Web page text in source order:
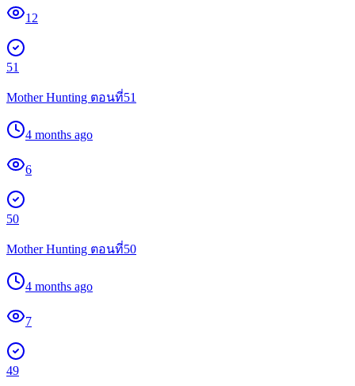
12
51
Mother Hunting ตอนที่51
4 months ago
6
50
Mother Hunting ตอนที่50
4 months ago
7
49